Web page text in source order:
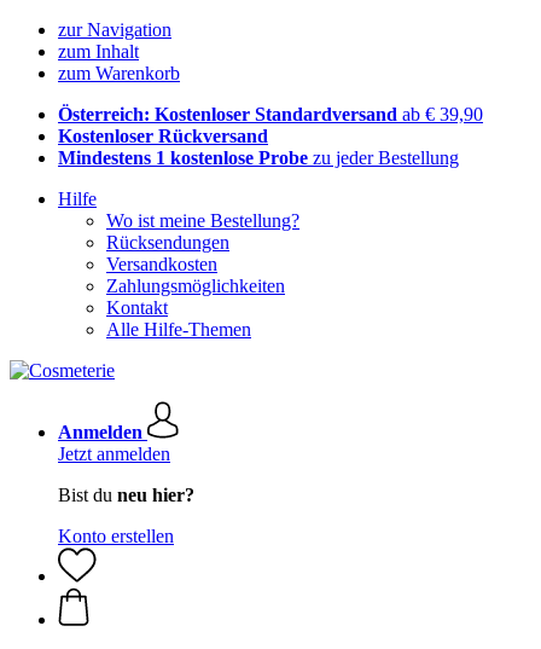
zur Navigation
zum Inhalt
zum Warenkorb
Österreich: Kostenloser Standardversand ab € 39,90
Kostenloser Rückversand
Mindestens 1 kostenlose Probe zu jeder Bestellung
Hilfe
Wo ist meine Bestellung?
Rücksendungen
Versandkosten
Zahlungsmöglichkeiten
Kontakt
Alle Hilfe-Themen
Anmelden
Jetzt anmelden
Bist du neu hier?
Konto erstellen